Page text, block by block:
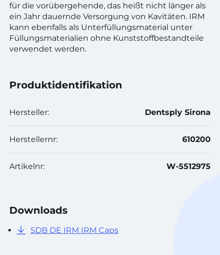
für die vorübergehende, das heißt nicht länger als
ein Jahr dauernde Versorgung von Kavitäten. IRM
kann ebenfalls als Unterfüllungsmaterial unter
Füllungsmaterialien ohne Kunststoffbestandteile
verwendet werden.
Produktidentifikation
Hersteller: Dentsply Sirona
Herstellernr: 610200
Artikelnr: W-5512975
Downloads
SDB DE IRM IRM Caps